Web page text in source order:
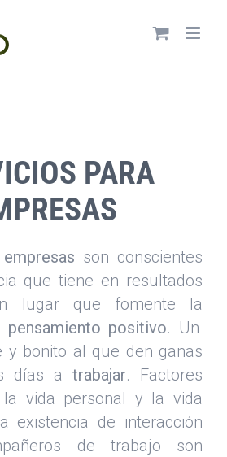
PARA
empresas son conscientes
que tiene en resultados
lugar que fomente la
positivo. Un
y bonito al que den ganas
días a trabajar. Factores
la vida personal y la vida
existencia de interacción
de trabajo son